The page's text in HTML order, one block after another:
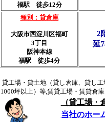
福駅 徒歩12分
種別：貸倉庫
大阪市西淀川区福町
3丁目
阪神本線
福駅 徒歩4分
2
延
工場・貸土地（貸し倉庫、貸し
坪以上）等,賃貸工場・賃貸倉
（貸工場
当社のホー